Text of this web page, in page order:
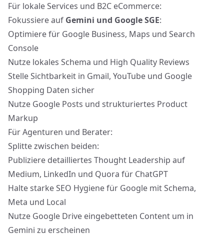
Für lokale Services und B2C eCommerce:
Fokussiere auf Gemini und Google SGE:
Optimiere für Google Business, Maps und Search
Console
Nutze lokales Schema und High Quality Reviews
Stelle Sichtbarkeit in Gmail, YouTube und Google
Shopping Daten sicher
Nutze Google Posts und strukturiertes Product
Markup
Für Agenturen und Berater:
Splitte zwischen beiden:
Publiziere detailliertes Thought Leadership auf
Medium, LinkedIn und Quora für ChatGPT
Halte starke SEO Hygiene für Google mit Schema,
Meta und Local
Nutze Google Drive eingebetteten Content um in
Gemini zu erscheinen